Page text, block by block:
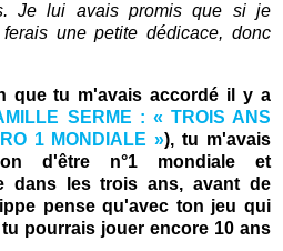
Je lui avais promis que si je
une petite dédicace, donc
que tu m'avais accordé il y a
SERME : « TROIS ANS
1 MONDIALE »), tu m'avais
d'être n°1 mondiale et
dans les trois ans, avant de
pense qu'avec ton jeu qui
pourrais jouer encore 10 ans